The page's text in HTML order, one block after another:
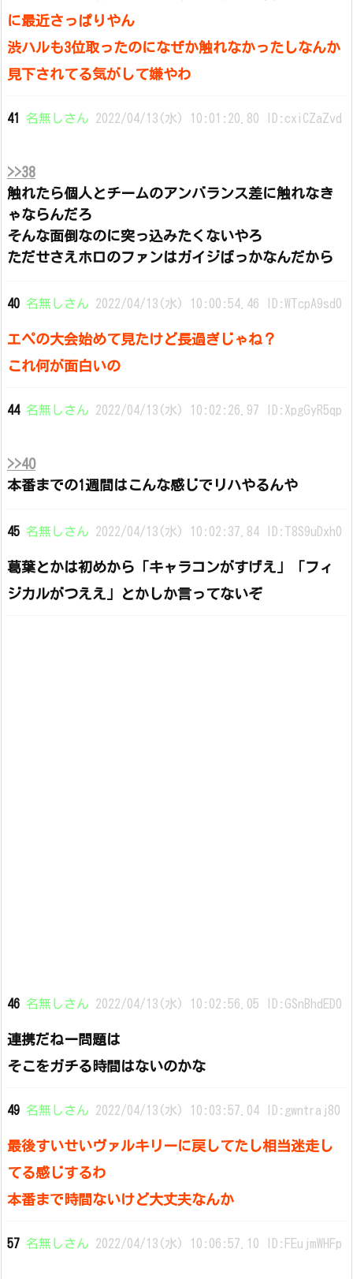
に最近さっぱりやん
渋ハルも3位取ったのになぜか触れなかったしなんか
見下されてる気がして嫌やわ
41 名無しさん 2022/04/13(水) 10:01:20.80 ID:cxiCZaZvd
>>38
触れたら個人とチームのアンバランス差に触れなき
ゃならんだろ
そんな面倒なのに突っ込みたくないやろ
ただせさえホロのファンはガイジばっかなんだから
40 名無しさん 2022/04/13(水) 10:00:54.46 ID:WTcpA9sd0
エペの大会始めて見たけど長過ぎじゃね？
これ何が面白いの
44 名無しさん 2022/04/13(水) 10:02:26.97 ID:XpgGyR5qp
>>40
本番までの1週間はこんな感じでリハやるんや
45 名無しさん 2022/04/13(水) 10:02:37.84 ID:T8S9uDxh0
葛葉とかは初めから「キャラコンがすげえ」「フィ
ジカルがつええ」とかしか言ってないぞ
46 名無しさん 2022/04/13(水) 10:02:56.05 ID:GSnBhdED0
連携だねー問題は
そこをガチる時間はないのかな
49 名無しさん 2022/04/13(水) 10:03:57.04 ID:gwntraj80
最後すいせいヴァルキリーに戻してたし相当迷走し
てる感じするわ
本番まで時間ないけど大丈夫なんか
57 名無しさん 2022/04/13(水) 10:06:57.10 ID:FEujmWHFp